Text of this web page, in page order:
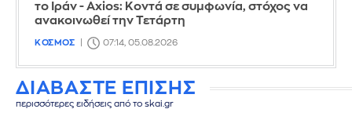
το Ιράν - Axios: Κοντά σε συμφωνία, στόχος να
ανακοινωθεί την Τετάρτη
ΚΟΣΜΟΣ 07:14, 05.08.2026
ΔΙΑΒΑΣΤΕ ΕΠΙΣΗΣ
περισσότερες ειδήσεις από το skai.gr